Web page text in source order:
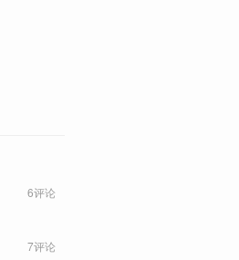
6评论
7评论